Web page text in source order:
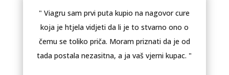
" Viagru sam prvi puta kupio na nagovor cure
koja je htjela vidjeti da li je to stvarno ono o
čemu se toliko priča. Moram priznati da je od
tada postala nezasitna, a ja vaš vjerni kupac. "